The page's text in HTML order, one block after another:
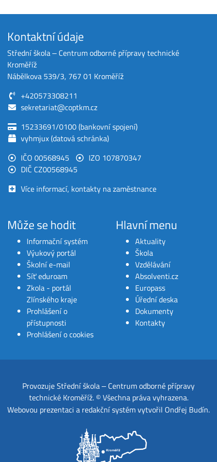
Kontaktní údaje
Střední škola ‒ Centrum odborné přípravy technické
Kroměříž
Nábělkova 539/3, 767 01 Kroměříž
+420573308211
sekretariat@coptkm.cz
15233691/0100 (bankovní spojení)
vyhmjux (datová schránka)
IČO 00568945
IZO 107870347
DIČ CZ00568945
Více informací, kontakty na zaměstnance
Může se hodit
Informační systém
Výukový portál
Školní e-mail
Síť eduroam
Zkola - portál
Zlínského kraje
Prohlášení o
přístupnosti
Prohlášení o cookies
Hlavní menu
Aktuality
Škola
Vzdělávání
Absolventi.cz
Europass
Úřední deska
Dokumenty
Kontakty
ProvozujeStřední škola ‒ Centrum odborné přípravy
technické Kroměříž. © Všechna práva vyhrazena.
Webovou prezentaci a redakční systémvytvořil Ondřej Budín.